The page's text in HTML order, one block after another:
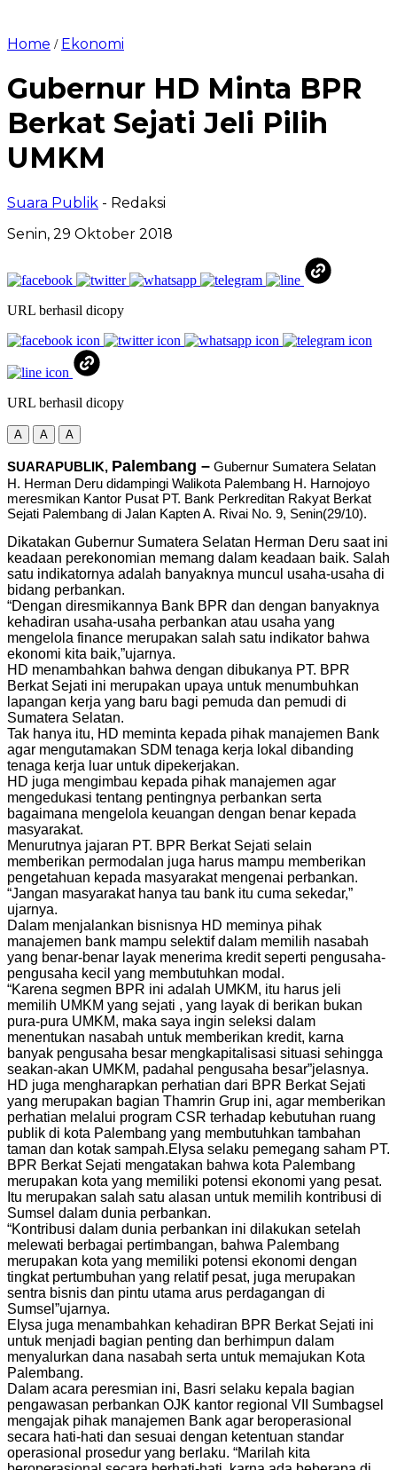
Home / Ekonomi
Gubernur HD Minta BPR
Berkat Sejati Jeli Pilih
UMKM
Suara Publik - Redaksi
Senin, 29 Oktober 2018
URL berhasil dicopy
URL berhasil dicopy
A A A
SUARAPUBLIK, Palembang – Gubernur Sumatera Selatan
H. Herman Deru didampingi Walikota Palembang H. Harnojoyo
meresmikan Kantor Pusat PT. Bank Perkreditan Rakyat Berkat
Sejati Palembang di Jalan Kapten A. Rivai No. 9, Senin(29/10).
Dikatakan Gubernur Sumatera Selatan Herman Deru saat ini
keadaan perekonomian memang dalam keadaan baik. Salah
satu indikatornya adalah banyaknya muncul usaha-usaha di
bidang perbankan.
“Dengan diresmikannya Bank BPR dan dengan banyaknya
kehadiran usaha-usaha perbankan atau usaha yang
mengelola finance merupakan salah satu indikator bahwa
ekonomi kita baik,”ujarnya.
HD menambahkan bahwa dengan dibukanya PT. BPR
Berkat Sejati ini merupakan upaya untuk menumbuhkan
lapangan kerja yang baru bagi pemuda dan pemudi di
Sumatera Selatan.
Tak hanya itu, HD meminta kepada pihak manajemen Bank
agar mengutamakan SDM tenaga kerja lokal dibanding
tenaga kerja luar untuk dipekerjakan.
HD juga mengimbau kepada pihak manajemen agar
mengedukasi tentang pentingnya perbankan serta
bagaimana mengelola keuangan dengan benar kepada
masyarakat.
Menurutnya jajaran PT. BPR Berkat Sejati selain
memberikan permodalan juga harus mampu memberikan
pengetahuan kepada masyarakat mengenai perbankan.
“Jangan masyarakat hanya tau bank itu cuma sekedar,”
ujarnya.
Dalam menjalankan bisnisnya HD meminya pihak
manajemen bank mampu selektif dalam memilih nasabah
yang benar-benar layak menerima kredit seperti pengusaha-
pengusaha kecil yang membutuhkan modal.
“Karena segmen BPR ini adalah UMKM, itu harus jeli
memilih UMKM yang sejati , yang layak di berikan bukan
pura-pura UMKM, maka saya ingin seleksi dalam
menentukan nasabah untuk memberikan kredit, karna
banyak pengusaha besar mengkapitalisasi situasi sehingga
seakan-akan UMKM, padahal pengusaha besar”jelasnya.
HD juga mengharapkan perhatian dari BPR Berkat Sejati
yang merupakan bagian Thamrin Grup ini, agar memberikan
perhatian melalui program CSR terhadap kebutuhan ruang
publik di kota Palembang yang membutuhkan tambahan
taman dan kotak sampah.Elysa selaku pemegang saham PT.
BPR Berkat Sejati mengatakan bahwa kota Palembang
merupakan kota yang memiliki potensi ekonomi yang pesat.
Itu merupakan salah satu alasan untuk memilih kontribusi di
Sumsel dalam dunia perbankan.
“Kontribusi dalam dunia perbankan ini dilakukan setelah
melewati berbagai pertimbangan, bahwa Palembang
merupakan kota yang memiliki potensi ekonomi dengan
tingkat pertumbuhan yang relatif pesat, juga merupakan
sentra bisnis dan pintu utama arus perdagangan di
Sumsel”ujarnya.
Elysa juga menambahkan kehadiran BPR Berkat Sejati ini
untuk menjadi bagian penting dan berhimpun dalam
menyalurkan dana nasabah serta untuk memajukan Kota
Palembang.
Dalam acara peresmian ini, Basri selaku kepala bagian
pengawasan perbankan OJK kantor regional VII Sumbagsel
mengajak pihak manajemen Bank agar beroperasional
secara hati-hati dan sesuai dengan ketentuan standar
operasional prosedur yang berlaku. “Marilah kita